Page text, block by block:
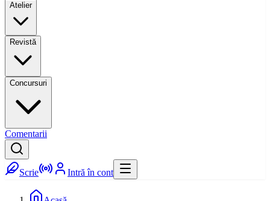
Atelier
Revistă
Concursuri
Comentarii
Scrie Intră în cont